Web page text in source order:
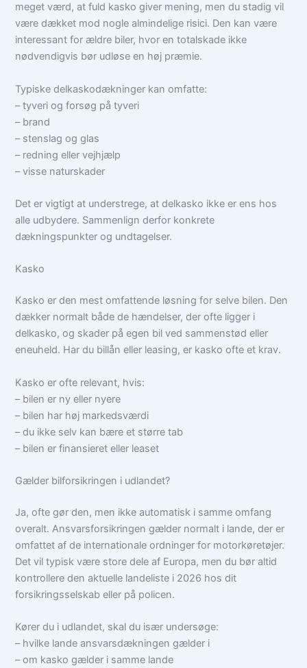
meget værd, at fuld kasko giver mening, men du stadig vil
være dækket mod nogle almindelige risici. Den kan være
interessant for ældre biler, hvor en totalskade ikke
nødvendigvis bør udløse en høj præmie.
Typiske delkaskodækninger kan omfatte:
– tyveri og forsøg på tyveri
– brand
– stenslag og glas
– redning eller vejhjælp
– visse naturskader
Det er vigtigt at understrege, at delkasko ikke er ens hos
alle udbydere. Sammenlign derfor konkrete
dækningspunkter og undtagelser.
Kasko
Kasko er den mest omfattende løsning for selve bilen. Den
dækker normalt både de hændelser, der ofte ligger i
delkasko, og skader på egen bil ved sammenstød eller
eneuheld. Har du billån eller leasing, er kasko ofte et krav.
Kasko er ofte relevant, hvis:
– bilen er ny eller nyere
– bilen har høj markedsværdi
– du ikke selv kan bære et større tab
– bilen er finansieret eller leaset
Gælder bilforsikringen i udlandet?
Ja, ofte gør den, men ikke automatisk i samme omfang
overalt. Ansvarsforsikringen gælder normalt i lande, der er
omfattet af de internationale ordninger for motorkøretøjer.
Det vil typisk være store dele af Europa, men du bør altid
kontrollere den aktuelle landeliste i 2026 hos dit
forsikringsselskab eller på policen.
Kører du i udlandet, skal du især undersøge:
– hvilke lande ansvarsdækningen gælder i
– om kasko gælder i samme lande